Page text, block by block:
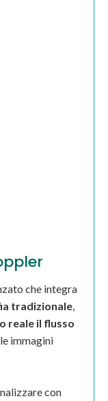
che integra
tradizionale
reale il flusso
immagini
con